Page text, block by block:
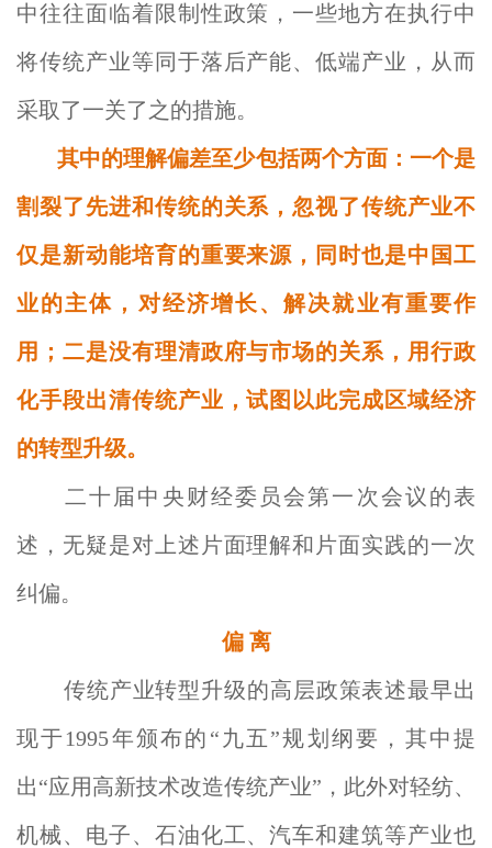
中往往面临着限制性政策，一些地方在执行中
将传统产业等同于落后产能、低端产业，从而
采取了一关了之的措施。
其中的理解偏差至少包括两个方面：一个是
割裂了先进和传统的关系，忽视了传统产业不
仅是新动能培育的重要来源，同时也是中国工
业的主体，对经济增长、解决就业有重要作
用；二是没有理清政府与市场的关系，用行政
化手段出清传统产业，试图以此完成区域经济
的转型升级。
二十届中央财经委员会第一次会议的表
述，无疑是对上述片面理解和片面实践的一次
纠偏。
偏 离
传统产业转型升级的高层政策表述最早出
现于1995年颁布的“九五”规划纲要，其中提
出“应用高新技术改造传统产业”，此外对轻纺、
机械、电子、石油化工、汽车和建筑等产业也